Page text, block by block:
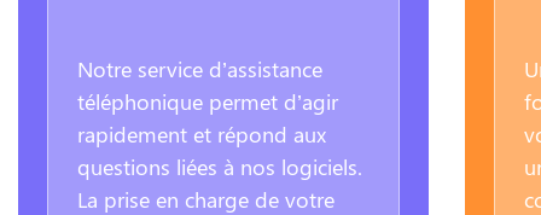
Notre service d’assistance
téléphonique permet d’agir
rapidement et répond aux
questions liées à nos logiciels.
La prise en charge de votre